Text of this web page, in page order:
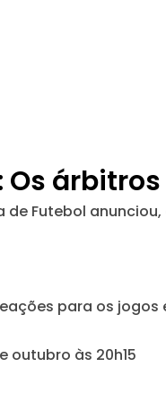
Os
de Futebol
para os
outubro às 20h15